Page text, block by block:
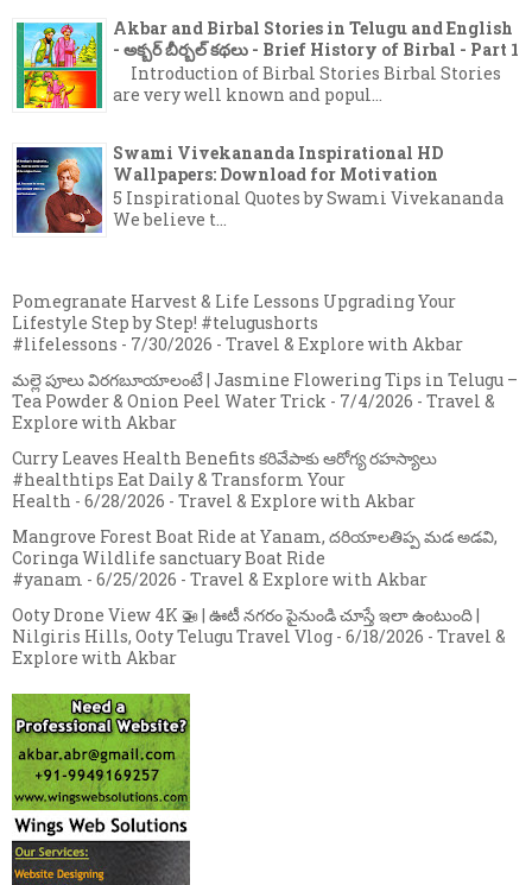
Akbar and Birbal Stories in Telugu and English
- అక్బర్ బీర్బల్ కథలు - Brief History of Birbal - Part 1
Introduction of Birbal Stories Birbal Stories
are very well known and popul...
Swami Vivekananda Inspirational HD
Wallpapers: Download for Motivation
5 Inspirational Quotes by Swami Vivekananda
We believe t...
Pomegranate Harvest & Life Lessons Upgrading Your
Lifestyle Step by Step! #telugushorts
#lifelessons - 7/30/2026 - Travel & Explore with Akbar
మల్లె పూలు విరగబూయాలంటే | Jasmine Flowering Tips in Telugu –
Tea Powder & Onion Peel Water Trick - 7/4/2026 - Travel &
Explore with Akbar
Curry Leaves Health Benefits కరివేపాకు ఆరోగ్య రహస్యాలు
#healthtips Eat Daily & Transform Your
Health - 6/28/2026 - Travel & Explore with Akbar
Mangrove Forest Boat Ride at Yanam, దరియాలతిప్ప మడ అడవి,
Coringa Wildlife sanctuary Boat Ride
#yanam - 6/25/2026 - Travel & Explore with Akbar
Ooty Drone View 4K 🚁 | ఊటీ నగరం పైనుండి చూస్తే ఇలా ఉంటుంది |
Nilgiris Hills, Ooty Telugu Travel Vlog - 6/18/2026 - Travel &
Explore with Akbar